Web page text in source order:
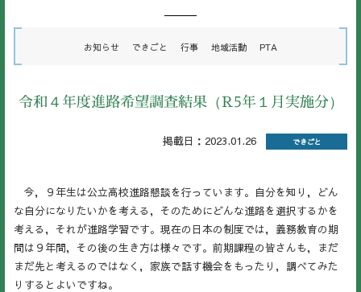
お知らせ できごと 行事 地域活動 PTA
令和４年度進路希望調査結果（R5年１月実施分）
掲載日：2023.01.26 できごと
今，９年生は公立高校進路懇談を行っています。自分を知り，どん
な自分になりたいかを考える，そのためにどんな進路を選択するかを
考える，それが進路学習です。現在の日本の制度では，義務教育の期
間は９年間，その後の生き方は様々です。前期課程の皆さんも，まだ
まだ先と考えるのではなく，家族で話す機会をもったり，調べてみた
りするとよいですね。